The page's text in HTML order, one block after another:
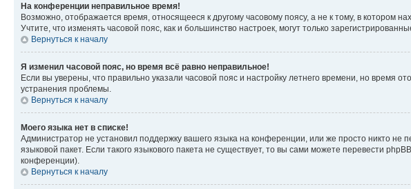
На конференции неправильное время!
Возможно, отображается время, относящееся к другому часовому поясу, а не к тому, в котором
Учтите, что изменять часовой пояс, как и большинство настроек, могут только
Вернуться к началу
Я изменил часовой пояс, но время всё равно неправильное!
Если вы уверены, что правильно указали часовой пояс и настройку летнего времени, но время
устранения проблемы.
Вернуться к началу
Моего языка нет в списке!
Администратор не установил поддержку вашего языка на конференции, или же просто никто
языковой пакет. Если такого языкового пакета не существует, то вы сами можете перевести
конференции).
Вернуться к началу